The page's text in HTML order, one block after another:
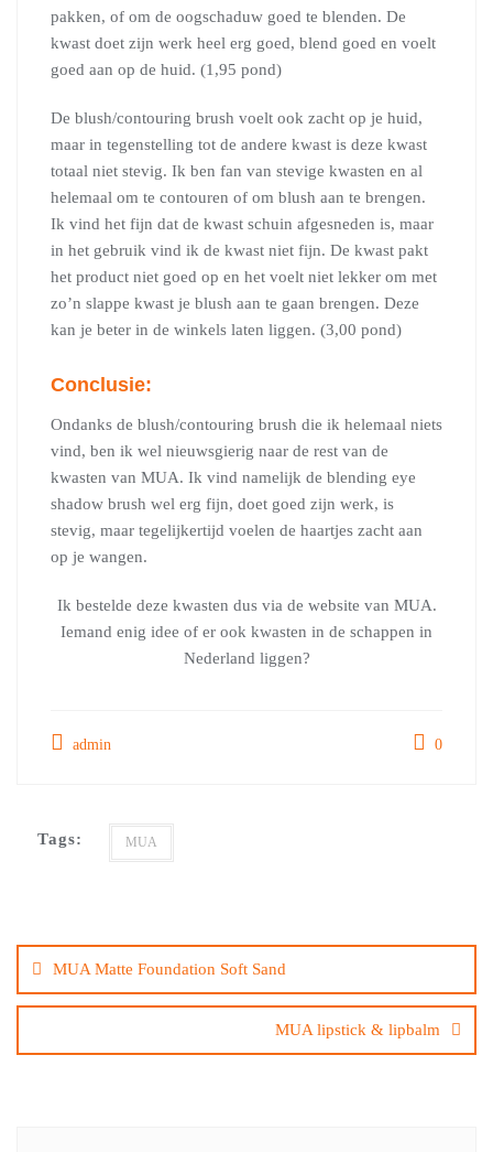
pakken, of om de oogschaduw goed te blenden. De
kwast doet zijn werk heel erg goed, blend goed en voelt
goed aan op de huid. (1,95 pond)
De blush/contouring brush voelt ook zacht op je huid,
maar in tegenstelling tot de andere kwast is deze kwast
totaal niet stevig. Ik ben fan van stevige kwasten en al
helemaal om te contouren of om blush aan te brengen.
Ik vind het fijn dat de kwast schuin afgesneden is, maar
in het gebruik vind ik de kwast niet fijn. De kwast pakt
het product niet goed op en het voelt niet lekker om met
zo’n slappe kwast je blush aan te gaan brengen. Deze
kan je beter in de winkels laten liggen. (3,00 pond)
Conclusie:
Ondanks de blush/contouring brush die ik helemaal niets
vind, ben ik wel nieuwsgierig naar de rest van de
kwasten van MUA. Ik vind namelijk de blending eye
shadow brush wel erg fijn, doet goed zijn werk, is
stevig, maar tegelijkertijd voelen de haartjes zacht aan
op je wangen.
Ik bestelde deze kwasten dus via de website van MUA.
Iemand enig idee of er ook kwasten in de schappen in
Nederland liggen?
admin 0
Tags: MUA
navigatie
MUA Matte Foundation Soft Sand
MUA lipstick & lipbalm